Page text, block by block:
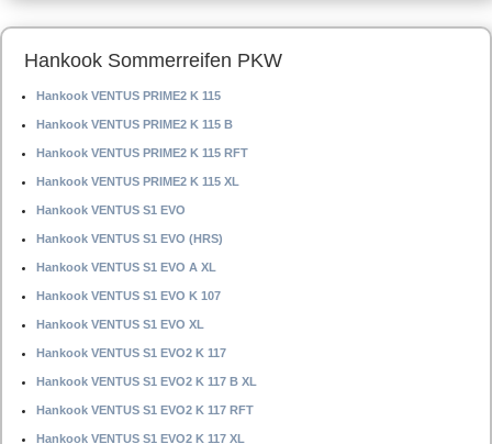
Hankook Sommerreifen PKW
Hankook VENTUS PRIME2 K 115
Hankook VENTUS PRIME2 K 115 B
Hankook VENTUS PRIME2 K 115 RFT
Hankook VENTUS PRIME2 K 115 XL
Hankook VENTUS S1 EVO
Hankook VENTUS S1 EVO (HRS)
Hankook VENTUS S1 EVO A XL
Hankook VENTUS S1 EVO K 107
Hankook VENTUS S1 EVO XL
Hankook VENTUS S1 EVO2 K 117
Hankook VENTUS S1 EVO2 K 117 B XL
Hankook VENTUS S1 EVO2 K 117 RFT
Hankook VENTUS S1 EVO2 K 117 XL